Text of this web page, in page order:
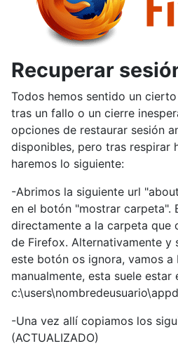
Recuperar
Todos hemos sentido un
tras un fallo o un cierre
opciones de restaurar sesión
disponibles, pero tras respirar
haremos lo siguiente:
-Abrimos la siguiente url
en el botón "mostrar carpeta".
directamente a la carpeta que
de Firefox. Alternativamente y
este botón os ignora, vamos a
manualmente, esta suele estar
-Una vez allí copiamos los
(ACTUALIZADO)